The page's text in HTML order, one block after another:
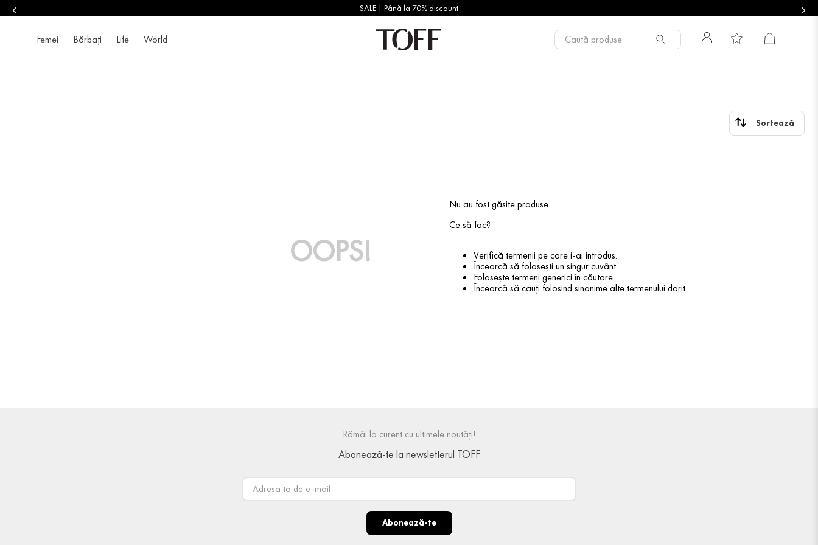
SALE | Până la 70% discount
Femei Bărbați Life World Caută produse
OOPS!
Nu au fost găsite produse
Ce să fac?
Verifică termenii pe care i-ai introdus.
Încearcă să folosești un singur cuvânt.
Folosește termeni generici în căutare.
Încearcă să cauți folosind sinonime alte termenului dorit.
Rămâi la curent cu ultimele noutăți!
Abonează-te la newsletterul TOFF
Abonează-te